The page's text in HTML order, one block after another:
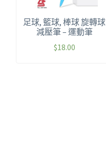
足球, 籃球, 棒球 旋轉球
減壓筆 – 運動筆
$18.00